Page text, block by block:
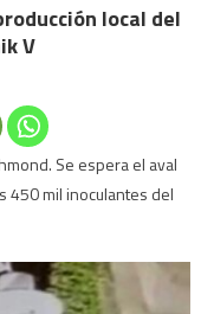
local del
V
Se espera el aval
450 mil inoculantes del